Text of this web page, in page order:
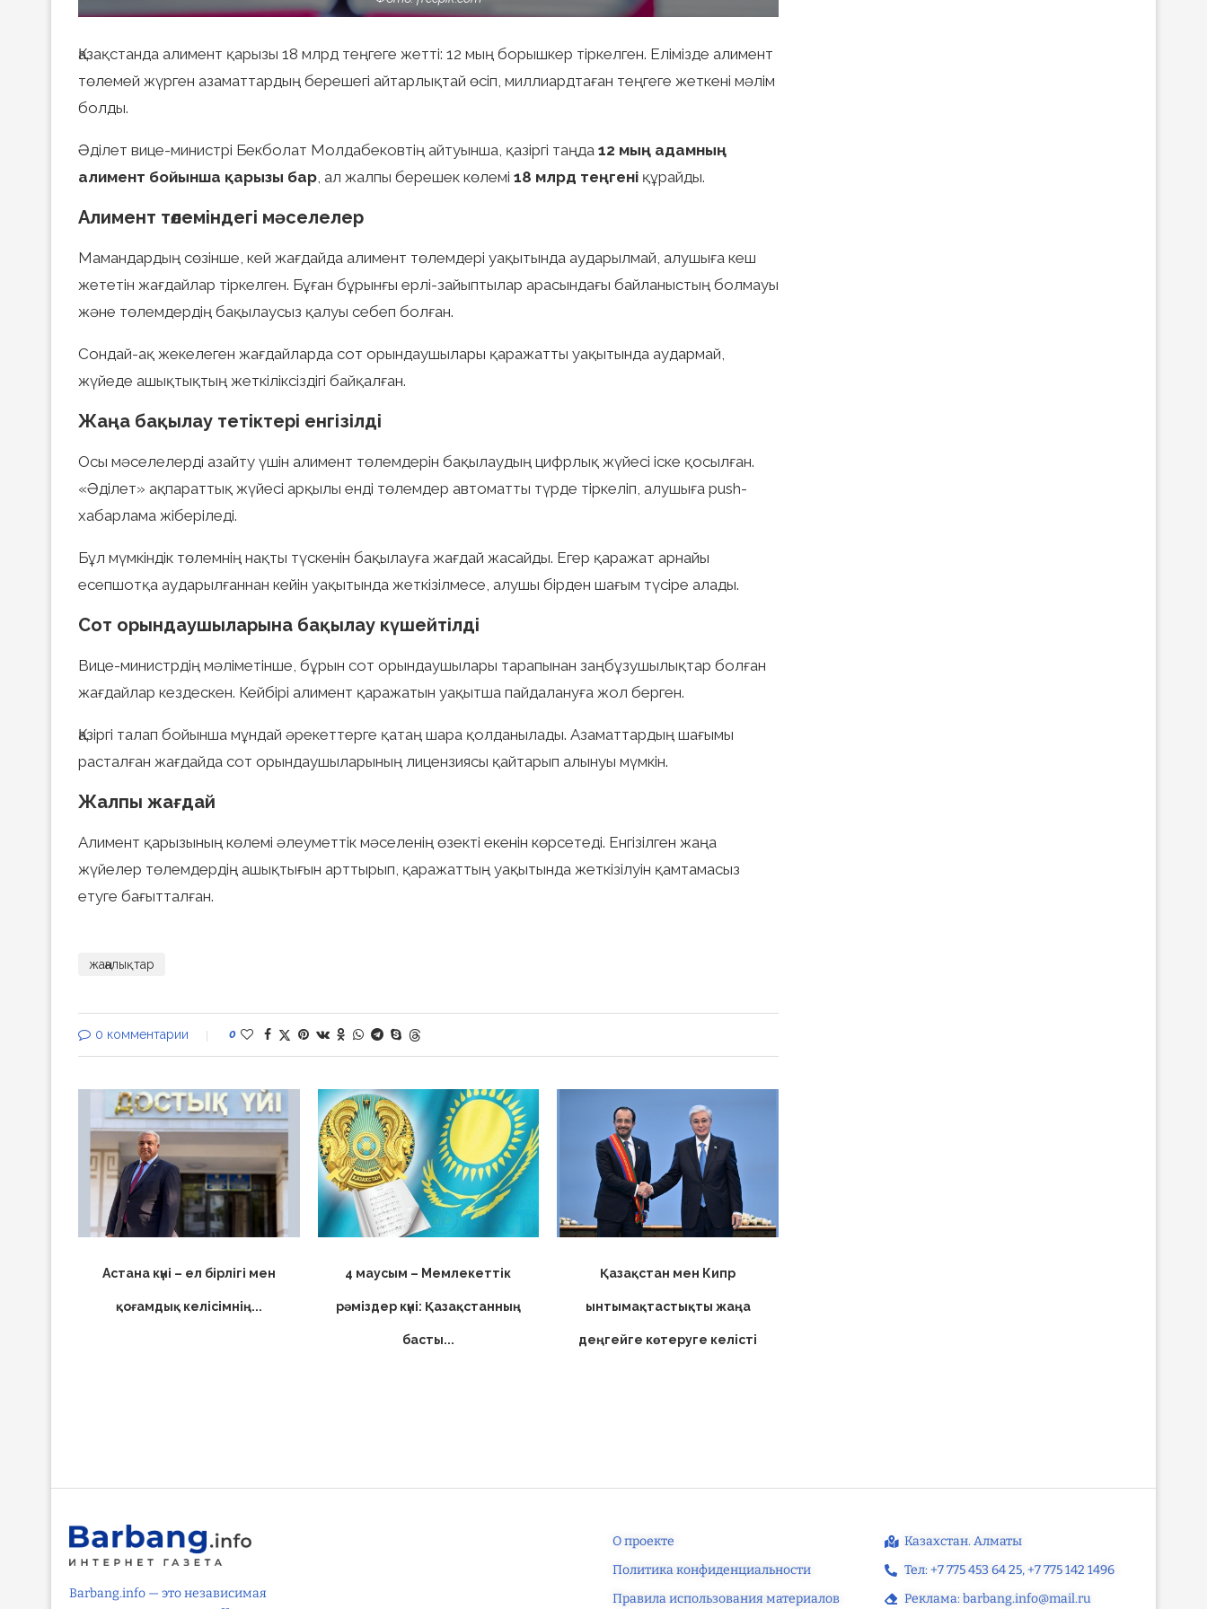
Қазақстанда алимент қарызы 18 млрд теңгеге жетті: 12 мың борышкер тіркелген. Елімізде алимент
төлемей жүрген азаматтардың берешегі айтарлықтай өсіп, миллиардтаған теңгеге жеткені мәлім
болды.
Әділет вице-министрі Бекболат Молдабековтің айтуынша, қазіргі таңда 12 мың адамның
алимент бойынша қарызы бар, ал жалпы берешек көлемі 18 млрд теңгені құрайды.
Алимент төлеміндегі мәселелер
Мамандардың сөзінше, кей жағдайда алимент төлемдері уақытында аударылмай, алушыға кеш
жететін жағдайлар тіркелген. Бұған бұрынғы ерлі-зайыптылар арасындағы байланыстың болмауы
және төлемдердің бақылаусыз қалуы себеп болған.
Сондай-ақ жекелеген жағдайларда сот орындаушылары қаражатты уақытында аудармай,
жүйеде ашықтықтың жеткіліксіздігі байқалған.
Жаңа бақылау тетіктері енгізілді
Осы мәселелерді азайту үшін алимент төлемдерін бақылаудың цифрлық жүйесі іске қосылған.
«Әділет» ақпараттық жүйесі арқылы енді төлемдер автоматты түрде тіркеліп, алушыға push-
хабарлама жіберіледі.
Бұл мүмкіндік төлемнің нақты түскенін бақылауға жағдай жасайды. Егер қаражат арнайы
есепшотқа аударылғаннан кейін уақытында жеткізілмесе, алушы бірден шағым түсіре алады.
Сот орындаушыларына бақылау күшейтілді
Вице-министрдің мәліметінше, бұрын сот орындаушылары тарапынан заңбұзушылықтар болған
жағдайлар кездескен. Кейбірі алимент қаражатын уақытша пайдалануға жол берген.
Қазіргі талап бойынша мұндай әрекеттерге қатаң шара қолданылады. Азаматтардың шағымы
расталған жағдайда сот орындаушыларының лицензиясы қайтарып алынуы мүмкін.
Жалпы жағдай
Алимент қарызының көлемі әлеуметтік мәселенің өзекті екенін көрсетеді. Енгізілген жаңа
жүйелер төлемдердің ашықтығын арттырып, қаражаттың уақытында жеткізілуін қамтамасыз
етуге бағытталған.
жаңалықтар
0 комментарии 0
Астана күні – ел бірлігі мен
қоғамдық келісімнің...
4 маусым – Мемлекеттік
рәміздер күні: Қазақстанның
басты...
Қазақстан мен Кипр
ынтымақтастықты жаңа
деңгейге көтеруге келісті
Barbang.info — это независимая
О проекте
Политика конфиденциальности
Правила использования материалов
Казахстан. Алматы
Тел: +7 775 453 64 25‬, +7 775 142 1496‬
Реклама: barbang.info@mail.ru